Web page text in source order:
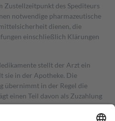
des Spediteurs
notwendige pharmazeutische
dienen, die
einschließlich Klärungen
stellt der Arzt ein
sie in der Apotheke. Die
übernimmt in der Regel die
einen Teil davon als Zuzahlung
in Höhe von zehn